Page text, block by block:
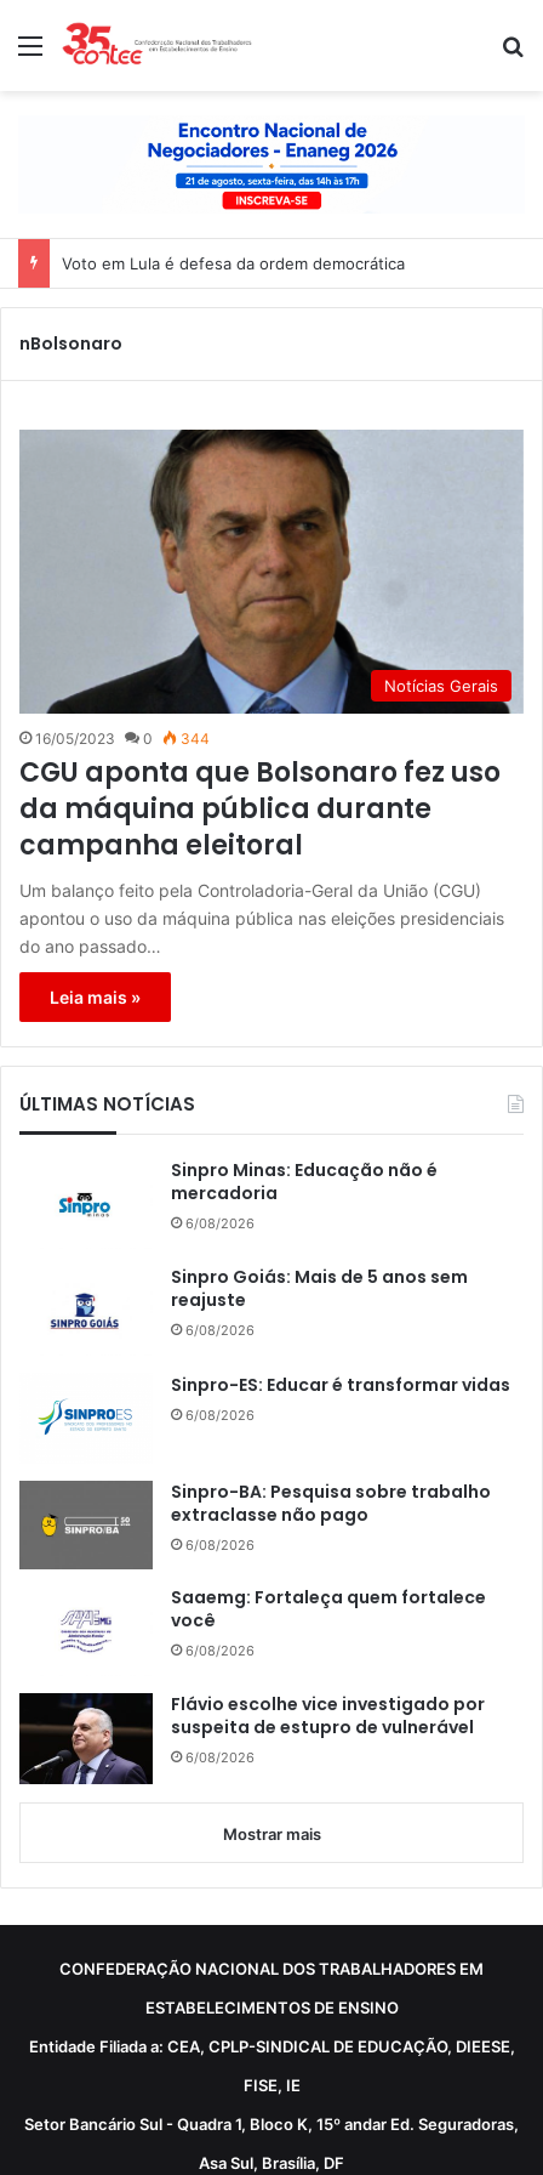
Menu
Voto em Lula é defesa da ordem democrática
nBolsonaro
Notícias Gerais
16/05/2023 0 344
CGU aponta que Bolsonaro fez uso
da máquina pública durante
campanha eleitoral
Um balanço feito pela Controladoria-Geral da União (CGU)
apontou o uso da máquina pública nas eleições presidenciais
do ano passado…
Leia mais »
ÚLTIMAS NOTÍCIAS
Sinpro Minas: Educação não é
mercadoria
6/08/2026
Sinpro Goiás: Mais de 5 anos sem
reajuste
6/08/2026
Sinpro-ES: Educar é transformar vidas
6/08/2026
Sinpro-BA: Pesquisa sobre trabalho
extraclasse não pago
6/08/2026
Saaemg: Fortaleça quem fortalece
você
6/08/2026
Flávio escolhe vice investigado por
suspeita de estupro de vulnerável
6/08/2026
Mostrar mais
CONFEDERAÇÃO NACIONAL DOS TRABALHADORES EM
ESTABELECIMENTOS DE ENSINO
Entidade Filiada a: CEA, CPLP-SINDICAL DE EDUCAÇÃO, DIEESE,
FISE, IE
Setor Bancário Sul - Quadra 1, Bloco K, 15º andar Ed. Seguradoras,
Asa Sul, Brasília, DF